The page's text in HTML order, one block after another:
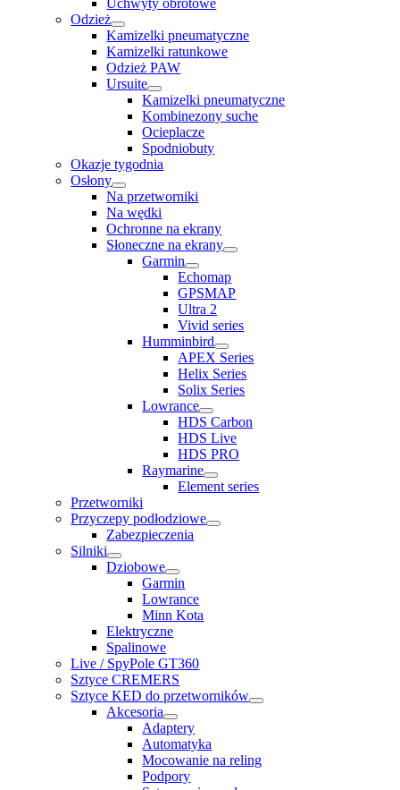
Uchwyty obrotowe
Odzież
Kamizelki pneumatyczne
Kamizelki ratunkowe
Odzież PAW
Ursuite
Kamizelki pneumatyczne
Kombinezony suche
Ocieplacze
Spodniobuty
Okazje tygodnia
Osłony
Na przetworniki
Na wędki
Ochronne na ekrany
Słoneczne na ekrany
Garmin
Echomap
GPSMAP
Ultra 2
Vivid series
Humminbird
APEX Series
Helix Series
Solix Series
Lowrance
HDS Carbon
HDS Live
HDS PRO
Raymarine
Element series
Przetworniki
Przyczepy podłodziowe
Zabezpieczenia
Silniki
Dziobowe
Garmin
Lowrance
Minn Kota
Elektryczne
Spalinowe
Live / SpyPole GT360
Sztyce CREMERS
Sztyce KED do przetworników
Akcesoria
Adaptery
Automatyka
Mocowanie na reling
Podpory